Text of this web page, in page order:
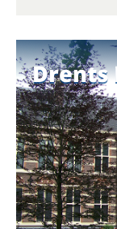
Drents